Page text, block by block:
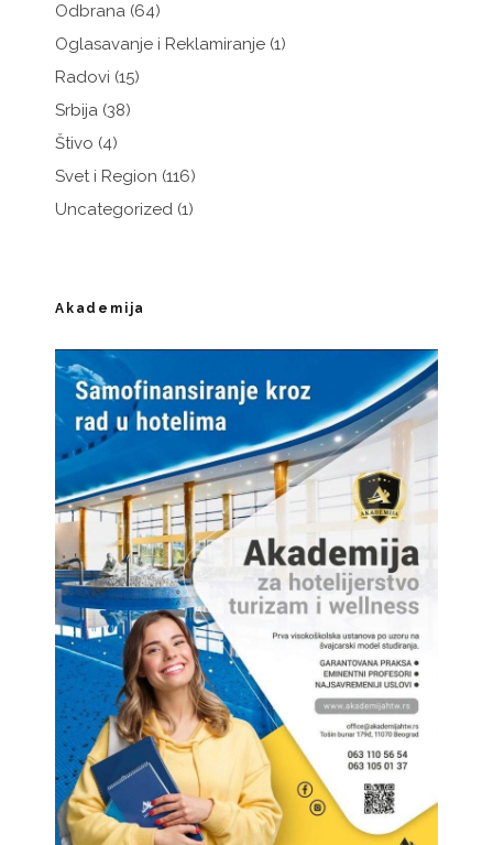
Odbrana (64)
Oglasavanje i Reklamiranje (1)
Radovi (15)
Srbija (38)
Štivo (4)
Svet i Region (116)
Uncategorized (1)
Akademija